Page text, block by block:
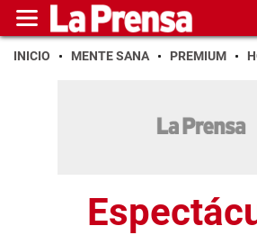
INICIO MENTE SANA PREMIUM